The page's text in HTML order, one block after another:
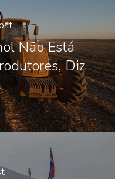
Não Está
Diz